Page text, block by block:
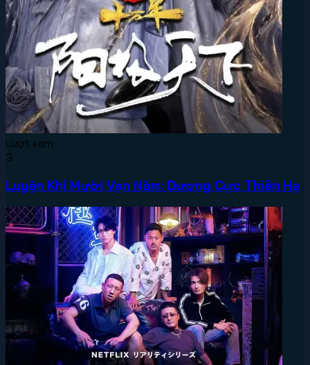
Lượt xem:
3
Luyện Khí Mười Vạn Năm: Dương Cực Thiên Hạ